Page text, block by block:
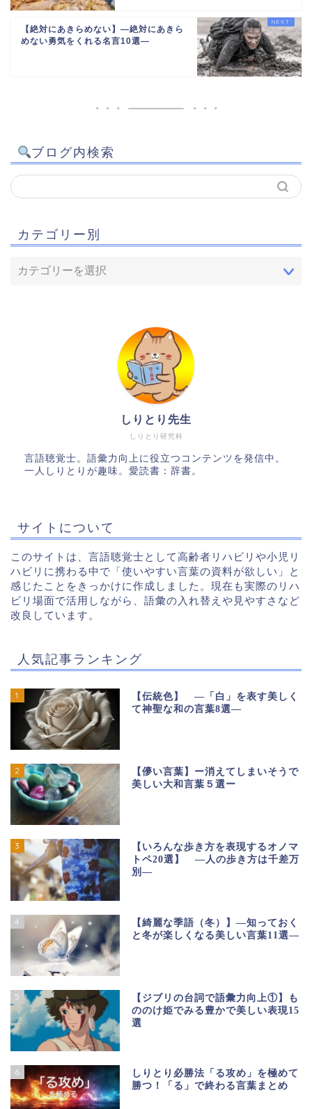
【絶対にあきらめない】―絶対にあきら
めない勇気をくれる名言10選―
ブログ内検索
カテゴリー別
しりとり研究科
しりとり先生
言語聴覚士。語彙力向上に役立つコンテンツを発信中。
一人しりとりが趣味。愛読書：辞書。
サイトについて
このサイトは、言語聴覚士として高齢者リハビリや小児リ
ハビリに携わる中で「使いやすい言葉の資料が欲しい」と
感じたことをきっかけに作成しました。現在も実際のリハ
ビリ場面で活用しながら、語彙の入れ替えや見やすさなど
改良しています。
人気記事ランキング
1
【伝統色】 ―「白」を表す美しく
て神聖な和の言葉8選―
2
【儚い言葉】ー消えてしまいそうで
美しい大和言葉５選ー
3
【いろんな歩き方を表現するオノマ
トペ20選】 ―人の歩き方は千差万
別―
4
【綺麗な季語（冬）】―知っておく
と冬が楽しくなる美しい言葉11選―
5
【ジブリの台詞で語彙力向上①】も
ののけ姫でみる豊かで美しい表現15
選
6
しりとり必勝法「る攻め」を極めて
勝つ！「る」で終わる言葉まとめ